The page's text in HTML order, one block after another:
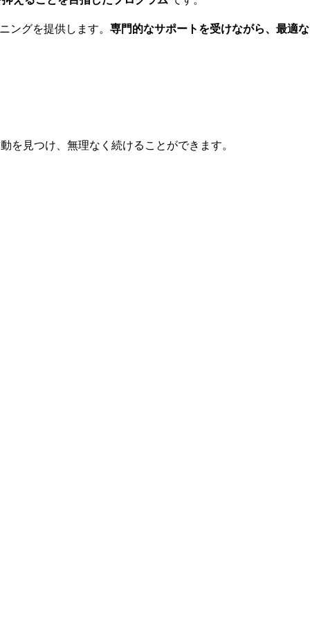
ングを提供します。 専門的なサポートを受けながら、最適な
を見つけ、無理なく続けることができます。